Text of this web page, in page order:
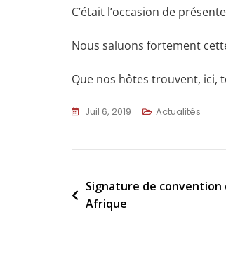
C’était l’occasion de
Nous saluons fortement
Que nos hôtes trouvent, ici,
Juil 6, 2019 Actualités
Signature de convention
Afrique